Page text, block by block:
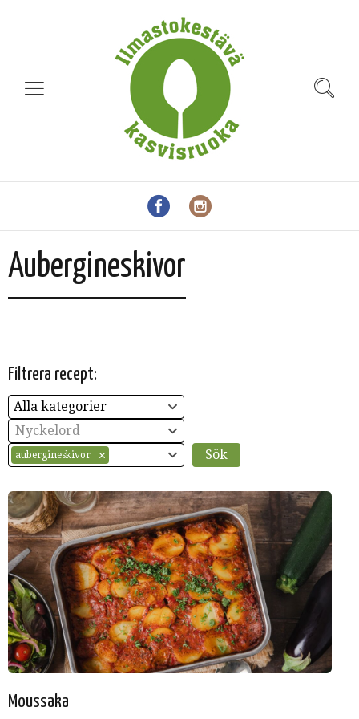
Aubergineskivor
Filtrera recept:
Alla kategorier
Nyckelord
aubergineskivor
Moussaka